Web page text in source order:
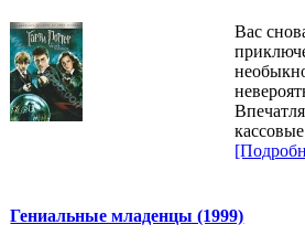
Вас
Гениальные младенцы (1999)